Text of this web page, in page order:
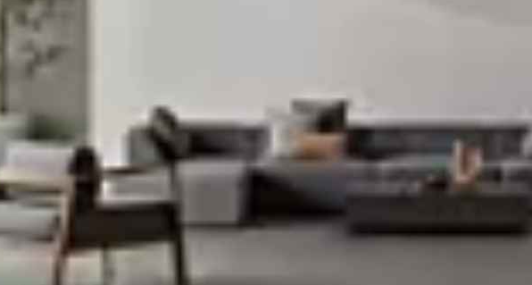
Elija cualquier número de módulos para crear su propio lounge o escoja entre ocho